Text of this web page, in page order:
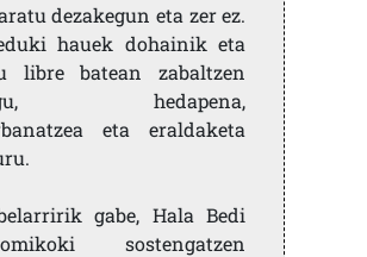
dezakegun eta zer ez.
hauek dohainik eta
libre batean zabaltzen
hedapena,
eta eraldaketa
gabe, Hala Bedi
sostengatzen